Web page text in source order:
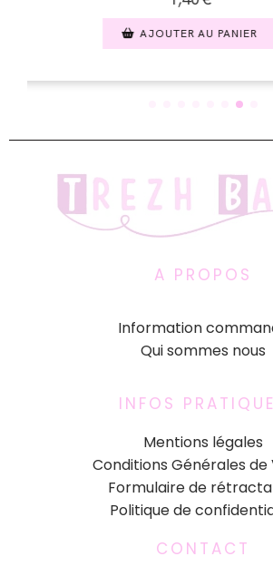
AJOUTER AU PANIER
A PROPOS
Information
Qui sommes nous
INFOS
Mentions légales
Conditions Générales de
Formulaire de
Politique de
CONTACT